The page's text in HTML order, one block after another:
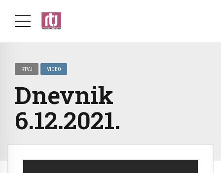
RTVJ VIDEO
Dnevnik
6.12.2021.